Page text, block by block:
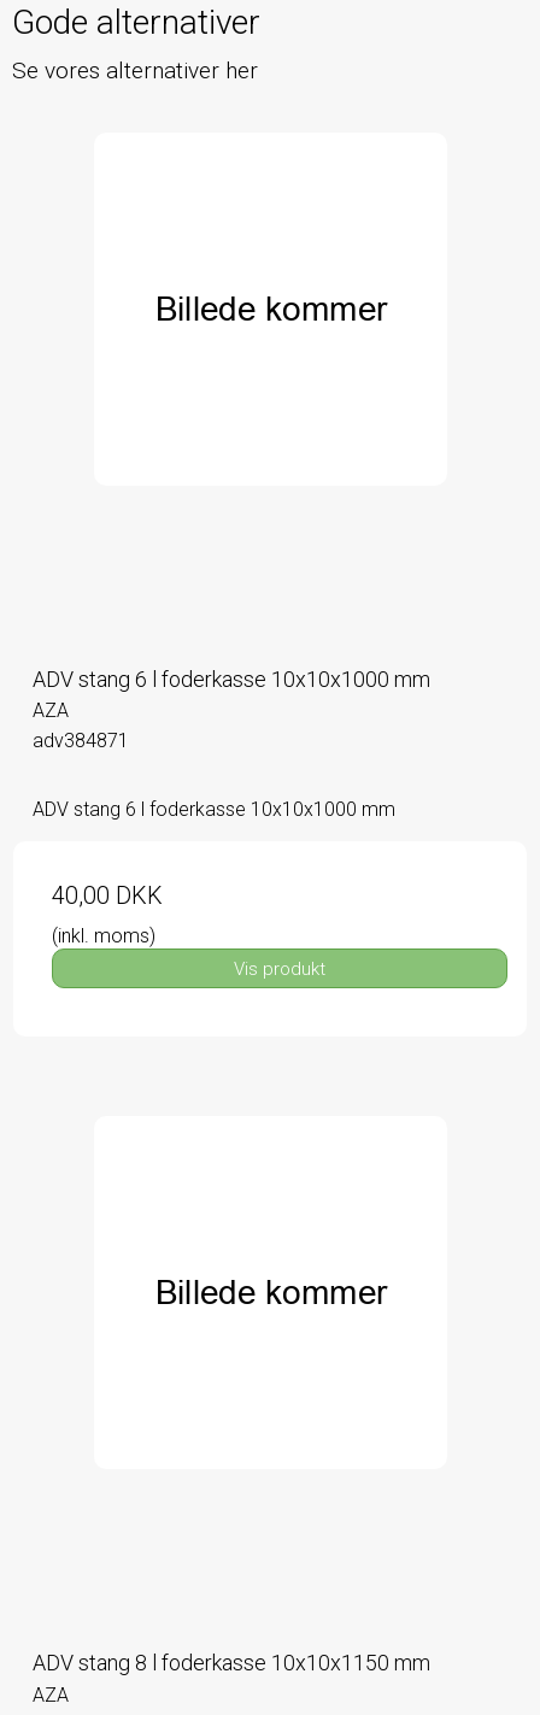
Gode alternativer
Se vores alternativer her
ADV stang 6 l foderkasse 10x10x1000 mm
AZA
adv384871
ADV stang 6 l foderkasse 10x10x1000 mm
40,00 DKK
(inkl. moms)
Vis produkt
ADV stang 8 l foderkasse 10x10x1150 mm
AZA